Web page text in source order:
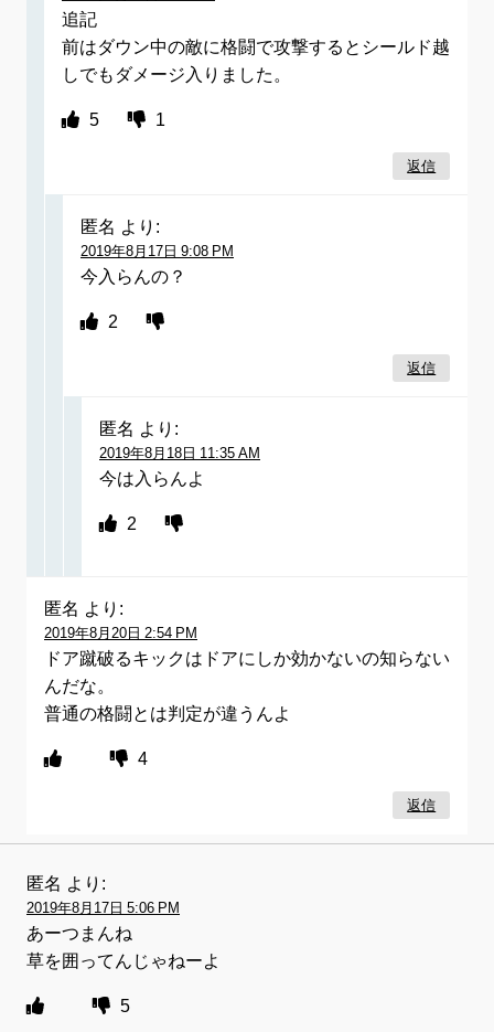
追記
前はダウン中の敵に格闘で攻撃するとシールド越
しでもダメージ入りました。
5 1
返信
匿名 より:
2019年8月17日 9:08 PM
今入らんの？
2
返信
匿名 より:
2019年8月18日 11:35 AM
今は入らんよ
2
匿名 より:
2019年8月20日 2:54 PM
ドア蹴破るキックはドアにしか効かないの知らない
んだな。
普通の格闘とは判定が違うんよ
4
返信
匿名 より:
2019年8月17日 5:06 PM
あーつまんね
草を囲ってんじゃねーよ
5